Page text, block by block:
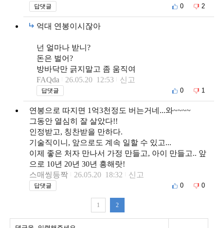
답댓글 0 2
억대 연봉이시잖아
넌 얼마나 받니?
돈은 벌어?
방바닥만 긁지말고 좀 움직여
FAQda
26.05.20 12:53 신고
답댓글 0 1
연봉으로 따지면 1억3천정도 버는거네...와~~~~
그동안 열심히 잘 살았다!!
인정받고, 칭찬받을 만하다.
기술직이니, 앞으로도 계속 일할 수 있고...
이제 좋은 처자 만나서 가정 만들고, 아이 만들고.. 앞
으로 10년 20년 30년 흥해랏!
스매씽등짝
26.05.20 18:32 신고
답댓글 0 0
1 2